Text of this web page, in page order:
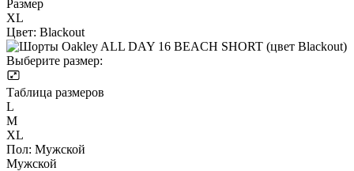
Размер
XL
Цвет: Blackout
Выберите размер:
Таблица размеров
L
M
XL
Пол: Мужской
Мужской